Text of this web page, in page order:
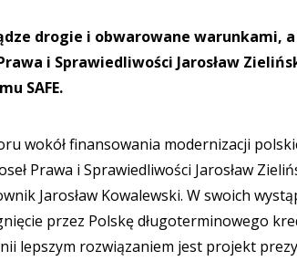
drogie i obwarowane warunkami,
i Sprawiedliwości Jarosław
SAFE.
wokół finansowania modernizacji
Prawa i Sprawiedliwości Jarosław
Jarosław Kowalewski. W swoich
przez Polskę długoterminowego
lepszym rozwiązaniem jest projekt